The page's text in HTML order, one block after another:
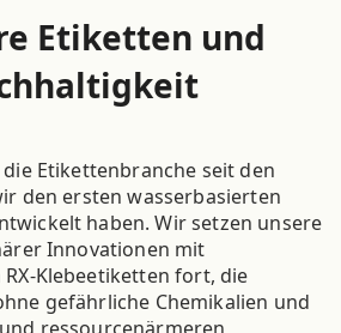
Etiketten und
Etikettenbranche seit den
den ersten wasserbasierten
haben. Wir setzen unsere
Innovationen mit
Klebeetiketten fort, die
gefährliche Chemikalien und